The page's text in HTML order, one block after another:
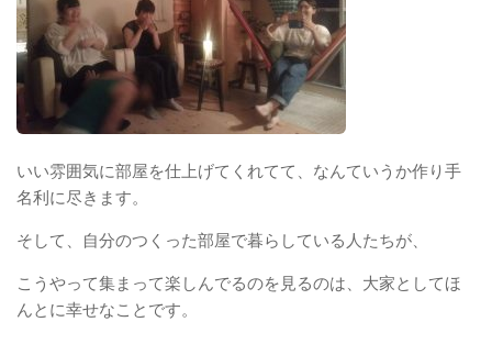
いい雰囲気に部屋を仕上げてくれてて、なんていうか作り手
名利に尽きます。
そして、自分のつくった部屋で暮らしている人たちが、
こうやって集まって楽しんでるのを見るのは、大家としてほ
んとに幸せなことです。